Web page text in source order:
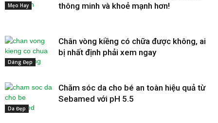
Mẹo Hay
thông minh và khoẻ mạnh hơn!
Dáng Đẹp
Chân vòng kiềng có chữa được không, ai
bị nhất định phải xem ngay
Da Đẹp
Chăm sóc da cho bé an toàn hiệu quả từ
Sebamed với pH 5.5